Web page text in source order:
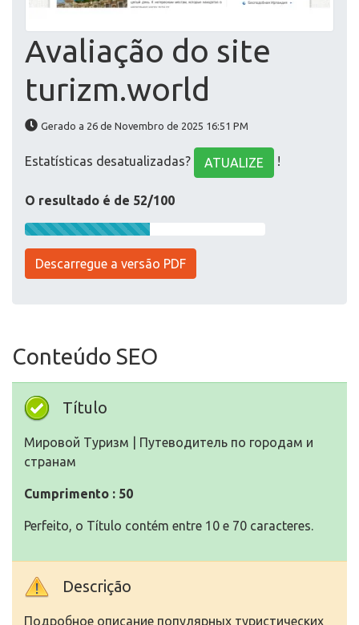
Avaliação do site
turizm.world
Gerado a 26 de Novembro de 2025 16:51 PM
Estatísticas desatualizadas? ATUALIZE !
O resultado é de 52/100
Descarregue a versão PDF
Conteúdo SEO
Título
Мировой Туризм | Путеводитель по городам и
странам
Cumprimento : 50
Perfeito, o Título contém entre 10 e 70 caracteres.
Descrição
Подробное описание популярных туристических